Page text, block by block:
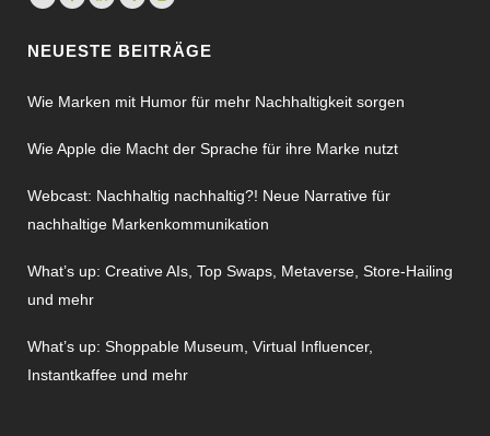
NEUESTE BEITRÄGE
Wie Marken mit Humor für mehr Nachhaltigkeit sorgen
Wie Apple die Macht der Sprache für ihre Marke nutzt
Webcast: Nachhaltig nachhaltig?! Neue Narrative für
nachhaltige Markenkommunikation
What’s up: Creative AIs, Top Swaps, Metaverse, Store-Hailing
und mehr
What’s up: Shoppable Museum, Virtual Influencer,
Instantkaffee und mehr